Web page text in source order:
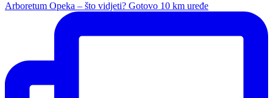
Arboretum Opeka – što vidjeti? Gotovo 10 km uređe